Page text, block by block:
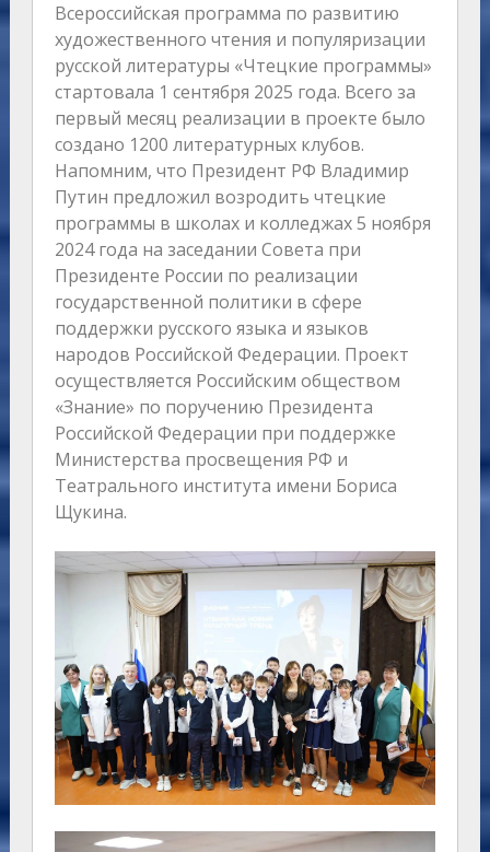
Всероссийская программа по развитию
художественного чтения и популяризации
русской литературы «Чтецкие программы»
стартовала 1 сентября 2025 года. Всего за
первый месяц реализации в проекте было
создано 1200 литературных клубов.
Напомним, что Президент РФ Владимир
Путин предложил возродить чтецкие
программы в школах и колледжах 5 ноября
2024 года на заседании Совета при
Президенте России по реализации
государственной политики в сфере
поддержки русского языка и языков
народов Российской Федерации. Проект
осуществляется Российским обществом
«Знание» по поручению Президента
Российской Федерации при поддержке
Министерства просвещения РФ и
Театрального института имени Бориса
Щукина.